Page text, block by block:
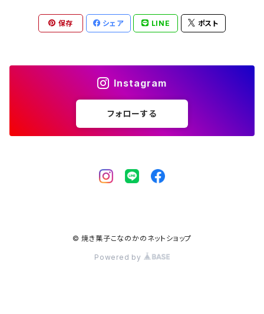
保存 シェア LINE ポスト
Instagram
フォローする
© 焼き菓子こなのかのネットショップ
Powered by